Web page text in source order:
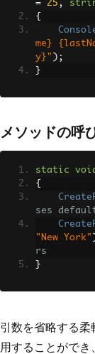
= 25 ,
{
me}
y}" );
}
メソッドの呼
static
{
ses
"New York"
rs
}
引数を省略する
用することができ